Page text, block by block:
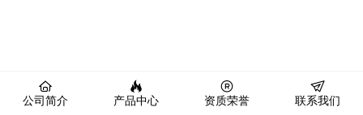
公司简介 产品中心 资质荣誉 联系我们